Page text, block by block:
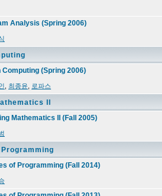
Analysis (Spring 2006)
(Spring 2006)
최종윤 로파스
II
Mathematics II (Fall 2005)
of Programming (Fall 2014)